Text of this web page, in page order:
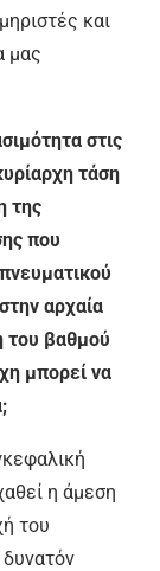
και
μας
στις
τάση
της
που
αρχαία
του βαθμού
μπορεί να
η άμεση
του
δυνατόν